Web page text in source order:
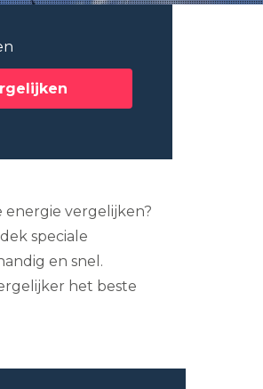
energie vergelijken?
speciale
en snel.
het beste